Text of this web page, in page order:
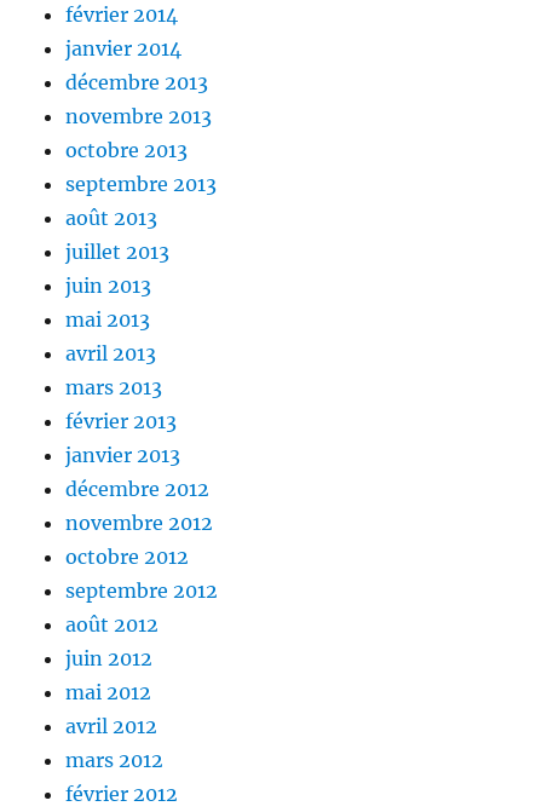
février 2014
janvier 2014
décembre 2013
novembre 2013
octobre 2013
septembre 2013
août 2013
juillet 2013
juin 2013
mai 2013
avril 2013
mars 2013
février 2013
janvier 2013
décembre 2012
novembre 2012
octobre 2012
septembre 2012
août 2012
juin 2012
mai 2012
avril 2012
mars 2012
février 2012